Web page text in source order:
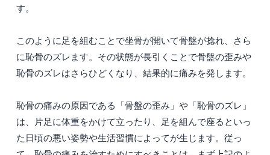
す。
このように足を組むことで坐骨が開いて骨盤が捻れ、さら
に恥骨のズレます。その状態が長引くことで骨盤の歪みや
恥骨のズレはさらひどくなり、結果的に痛みを発します。
恥骨の痛みの原因である「骨盤の歪み」や「恥骨のズレ」
は、片足に体重をかけて立ったり、足を組んで座るといっ
た日頃の悪い姿勢や生活習慣によってが生じます。従っ